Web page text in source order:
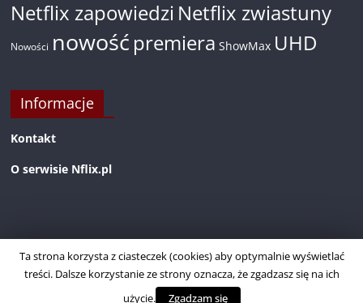
Netflix zapowiedzi Netflix zwiastuny
Nowości nowość premiera ShowMax UHD
Informacje
Kontakt
O serwisie Nflix.pl
Ta strona korzysta z ciasteczek (cookies) aby optymalnie wyświetlać
treści. Dalsze korzystanie ze strony oznacza, że zgadzasz się na ich
użycie.
Zgadzam się